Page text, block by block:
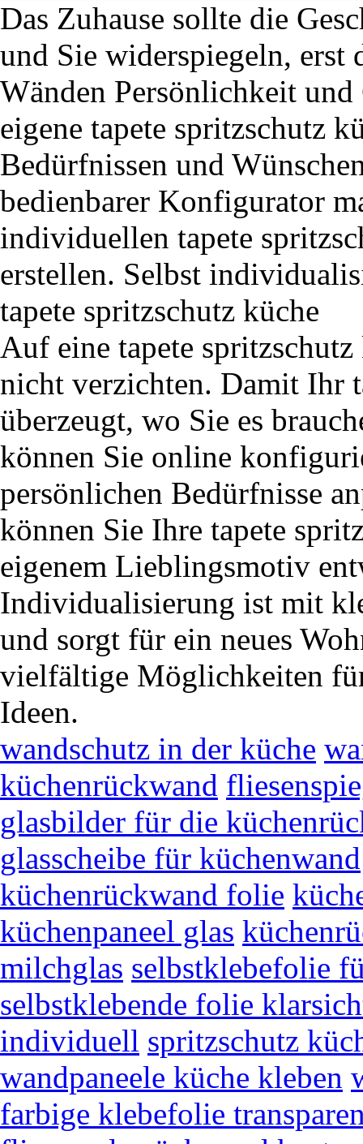
Das Zuhause sollte die
und Sie widerspiegeln, erst
Wänden Persönlichkeit
eigene tapete spritzschutz
Bedürfnissen und
bedienbarer Konfigurator
individuellen tapete
erstellen. Selbst
tapete spritzschutz küche
Auf eine tapete
nicht verzichten. Damit Ihr
überzeugt, wo Sie es
können Sie online
persönlichen Bedürfnisse
können Sie Ihre tapete
eigenem Lieblingsmotiv
Individualisierung ist mit
und sorgt für ein neues
vielfältige Möglichkeiten
Ideen.
wandschutz in der küche
küchenrückwand
glasbilder für die
glasscheibe für küchenwand
küchenrückwand folie
küchenpaneel glas
milchglas selbstklebefolie
selbstklebende folie
individuell spritzschutz
wandpaneele küche kleben
farbige klebefolie